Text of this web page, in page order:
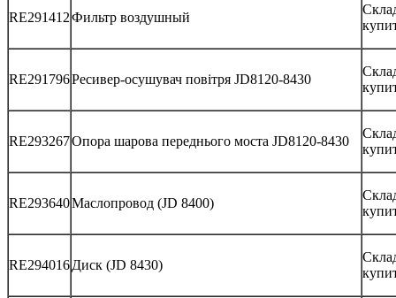
RE291412Фильтр воздушный
RE291796Ресивер-осушувач повітря JD8120-8430
RE293267Опора шарова переднього моста JD8120-8430
RE293640Маслопровод (JD 8400)
RE294016Диск (JD 8430)